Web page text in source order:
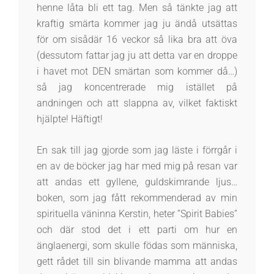
henne låta bli ett tag. Men så tänkte jag att
kraftig smärta kommer jag ju ändå utsättas
för om sisådär 16 veckor så lika bra att öva
(dessutom fattar jag ju att detta var en droppe
i havet mot DEN smärtan som kommer då…)
så jag koncentrerade mig istället på
andningen och att slappna av, vilket faktiskt
hjälpte! Häftigt!
En sak till jag gjorde som jag läste i förrgår i
en av de böcker jag har med mig på resan var
att andas ett gyllene, guldskimrande ljus…
boken, som jag fått rekommenderad av min
spirituella väninna Kerstin, heter ”Spirit Babies”
och där stod det i ett parti om hur en
änglaenergi, som skulle födas som människa,
gett rådet till sin blivande mamma att andas